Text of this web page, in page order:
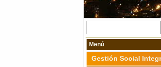
Menú
Gestión Social